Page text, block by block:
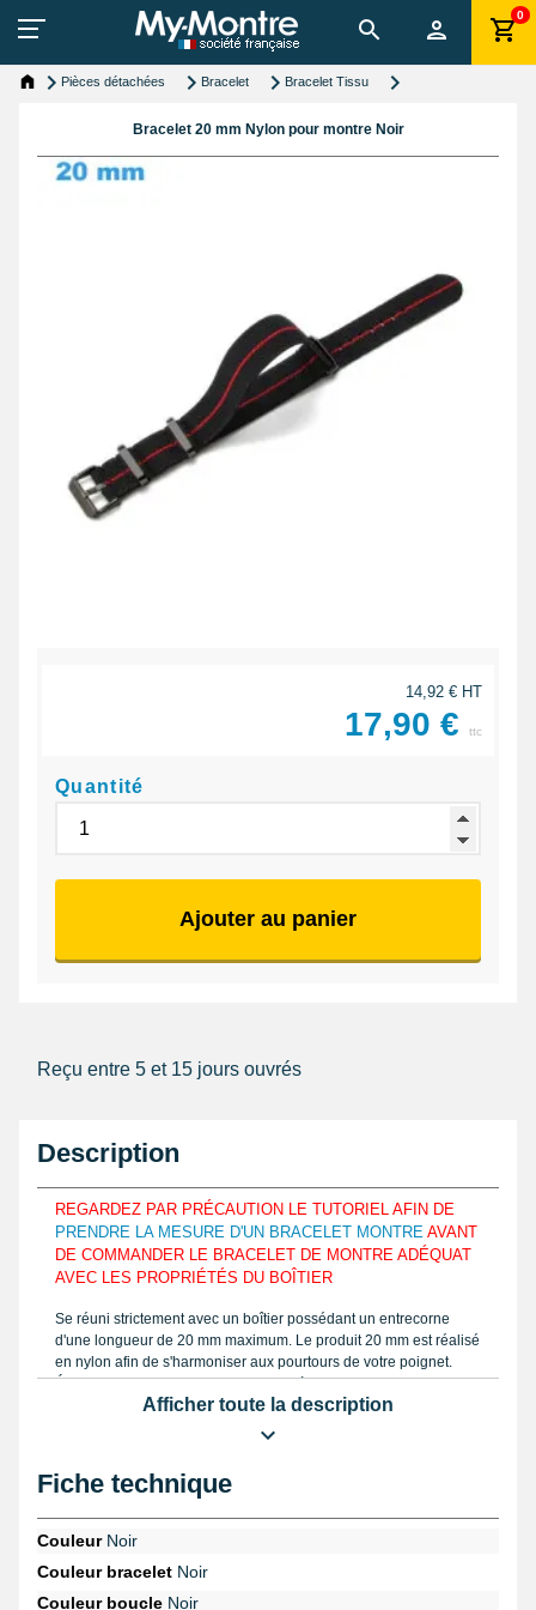
0
Pièces détachées Bracelet Bracelet Tissu
Bracelet 20 mm Nylon pour montre Noir
14,92 € HT
17,90 € ttc
Quantité
Ajouter au panier
Reçu entre 5 et 15 jours ouvrés
Description
REGARDEZ PAR PRÉCAUTION LE TUTORIEL AFIN DE
PRENDRE LA MESURE D'UN BRACELET MONTRE AVANT
DE COMMANDER LE BRACELET DE MONTRE ADÉQUAT
AVEC LES PROPRIÉTÉS DU BOÎTIER
Se réuni strictement avec un boîtier possédant un entrecorne
d'une longueur de 20 mm maximum. Le produit 20 mm est réalisé
en nylon afin de s'harmoniser aux pourtours de votre poignet.
Évaluez la mensuration d'un bracelet à utiliser comme le mode
d'emploi avec unpied à coulisse de précisionet procurez-vous
directement la proportion. Muni de l'attache ardillon, le bracelet
Unepompe de montre est adaptée afin de rattacher le bracelet à
avec sacoche
casiment toutes les garde-temps, ce style de bracelet pour
montre.
Afficher toute la description
Fiche technique
CouleurNoir
Couleur bracelet Noir
Couleur boucle Noir